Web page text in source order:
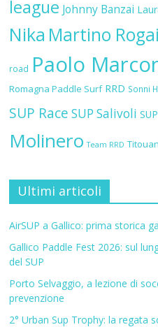
league Johnny Banzai
Nika Martino Rogai
road Paolo
Romagna Paddle Surf RRD Sonni
SUP Race SUP Salivoli
Molinero Team RRD
Ultimi articoli
AirSUP a Gallico: prima storica
Gallico Paddle Fest 2026: sul
del SUP
Porto Selvaggio, a lezione di
prevenzione
2° Urban Sup Trophy: la regata